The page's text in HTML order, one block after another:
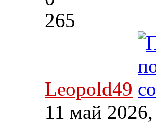
265
Leopold49
11 май